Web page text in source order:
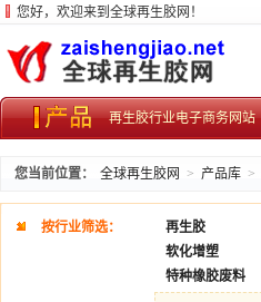
您好，欢迎来到全球再生胶网！
再生胶行业电子商务网站
您当前位置： 全球再生胶网 > 产品库 >
按行业筛选： 再生胶
软化增塑
特种橡胶废料